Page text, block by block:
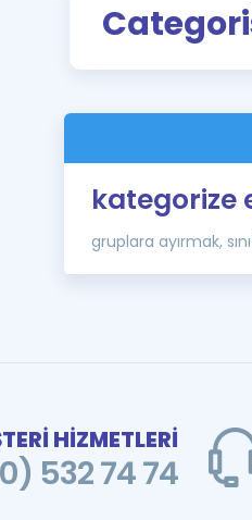
kategorize
gruplara ayırmak,
HİZMETLERİ
532 74 74